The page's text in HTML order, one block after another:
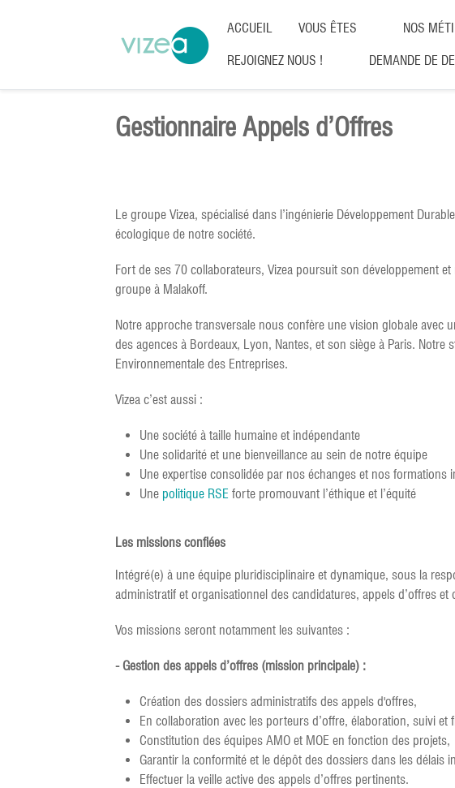
ACCUEIL VOUS ÊTES NOS
REJOIGNEZ NOUS ! DEMANDE DE
Gestionnaire Appels d’Offres
Le groupe Vizea, spécialisé dans l’ingénierie Développement
écologique de notre société.
Fort de ses 70 collaborateurs, Vizea poursuit son développement et
groupe à Malakoff.
Notre approche transversale nous confère une vision globale avec
des agences à Bordeaux, Lyon, Nantes, et son siège à Paris.
Environnementale des Entreprises.
Vizea c’est aussi :
Une société à taille humaine et indépendante
Une solidarité et une bienveillance au sein de notre équipe
Une expertise consolidée par nos échanges et nos formations
Une politique RSE forte promouvant l’éthique et l’équité
Les missions confiées
Intégré(e) à une équipe pluridisciplinaire et dynamique, sous la
administratif et organisationnel des candidatures, appels d’offres
Vos missions seront notamment les suivantes :
- Gestion des appels d’offres (mission principale) :
Création des dossiers administratifs des appels d'offres,
En collaboration avec les porteurs d’offre, élaboration, suivi
Constitution des équipes AMO et MOE en fonction des projets,
Garantir la conformité et le dépôt des dossiers dans les délais
Effectuer la veille active des appels d’offres pertinents.